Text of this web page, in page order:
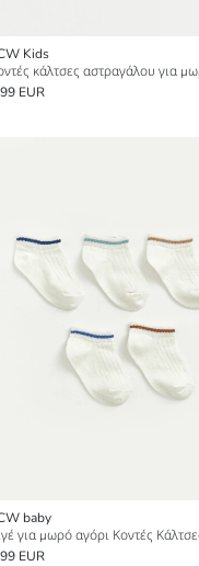
Kids
EUR
baby
EUR